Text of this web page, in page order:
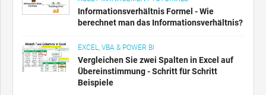
Informationsverhältnis Formel - Wie
berechnet man das Informationsverhältnis?
EXCEL, VBA & POWER BI
Vergleichen Sie zwei Spalten in Excel auf
Übereinstimmung - Schritt für Schritt
Beispiele